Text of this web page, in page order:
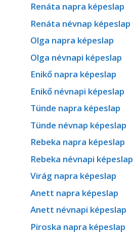
Renáta napra képeslap
Renáta névnap képeslap
Olga napra képeslap
Olga névnapi képeslap
Enikő napra képeslap
Enikő névnapi képeslap
Tünde napra képeslap
Tünde névnap képeslap
Rebeka napra képeslap
Rebeka névnapi képeslap
Virág napra képeslap
Anett napra képeslap
Anett névnapi képeslap
Piroska napra képeslap